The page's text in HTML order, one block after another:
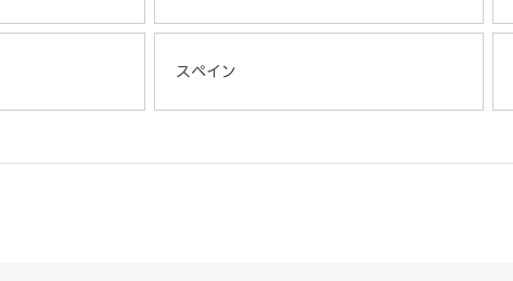
スペイン